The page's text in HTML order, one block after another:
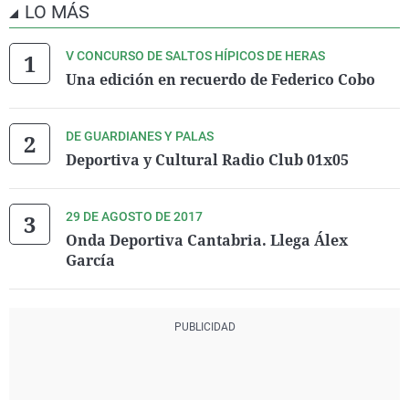
LO MÁS
V CONCURSO DE SALTOS HÍPICOS DE HERAS
Una edición en recuerdo de Federico Cobo
DE GUARDIANES Y PALAS
Deportiva y Cultural Radio Club 01x05
29 DE AGOSTO DE 2017
Onda Deportiva Cantabria. Llega Álex
García